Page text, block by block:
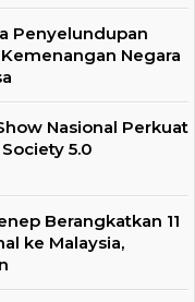
Penyelundupan
Negara
Nasional Perkuat
5.0
Berangkatkan 11
ke Malaysia,